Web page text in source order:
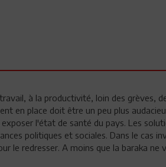
à la productivité, loin des grèves,
en place doit être un peu plus
l'état de santé du pays. Les
politiques et sociales. Dans le cas
le redresser. A moins que la baraka ne